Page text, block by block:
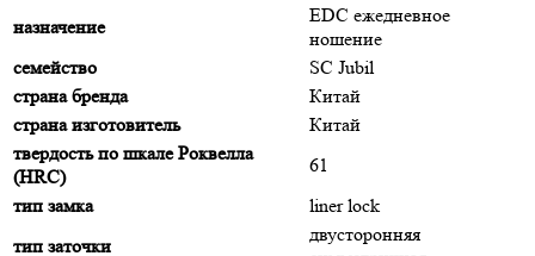
назначение
EDC ежедневное
ношение
семейство
SC Jubil
страна бренда
Китай
страна изготовитель
Китай
твердость по шкале Роквелла
(HRC)
61
тип замка
liner lock
тип заточки
двусторонняя